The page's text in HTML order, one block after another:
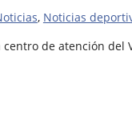
, Noticias
de atención del